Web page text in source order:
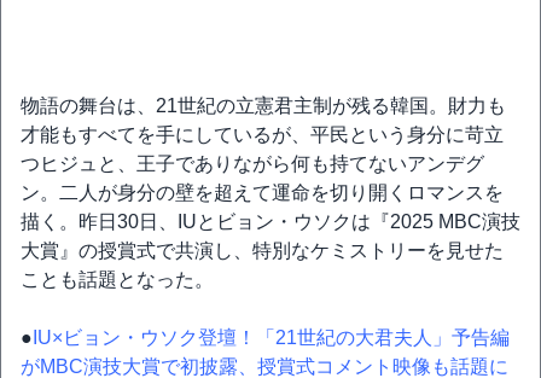
物語の舞台は、21世紀の立憲君主制が残る韓国。財力も
才能もすべてを手にしているが、平民という身分に苛立
つヒジュと、王子でありながら何も持てないアンデグ
ン。二人が身分の壁を超えて運命を切り開くロマンスを
描く。昨日30日、IUとビョン・ウソクは『2025 MBC演技
大賞』の授賞式で共演し、特別なケミストリーを見せた
ことも話題となった。
● IU×ビョン・ウソク登壇！「21世紀の大君夫人」予告編
がMBC演技大賞で初披露、授賞式コメント映像も話題に